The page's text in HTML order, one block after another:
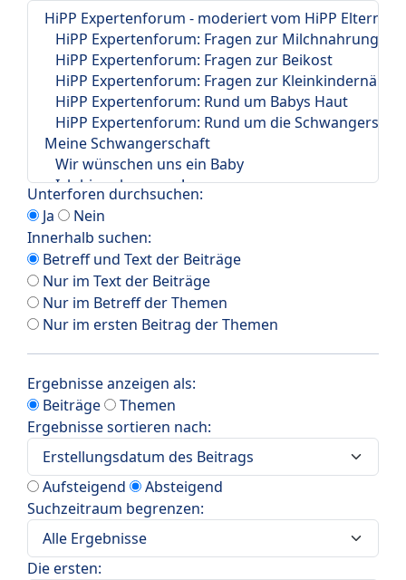
Unterforen durchsuchen:
Ja
Nein
Innerhalb suchen:
Betreff und Text der Beiträge
Nur im Text der Beiträge
Nur im Betreff der Themen
Nur im ersten Beitrag der Themen
Ergebnisse anzeigen als:
Beiträge
Themen
Ergebnisse sortieren nach:
Aufsteigend
Absteigend
Suchzeitraum begrenzen:
Die ersten: